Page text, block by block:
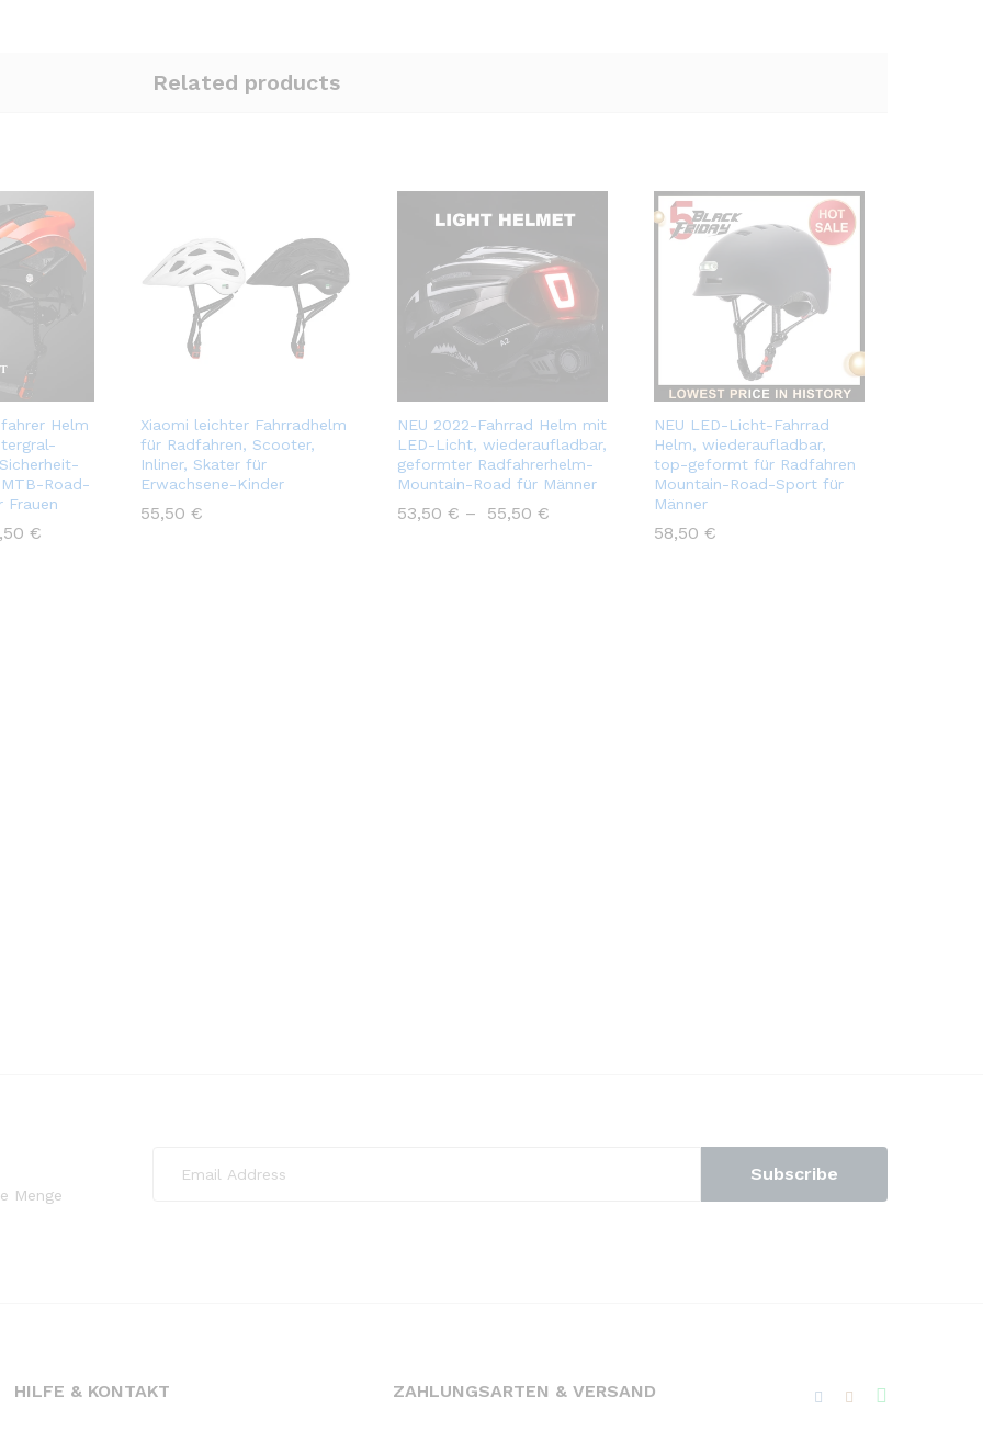
Related products
Helm
Road-
Frauen
€
Xiaomi leichter Fahrradhelm
für Radfahren, Scooter,
Inliner, Skater für
Erwachsene-Kinder
55,50 €
NEU 2022-Fahrrad Helm mit
LED-Licht, wiederaufladbar,
geformter Radfahrerhelm-
Mountain-Road für Männer
53,50 € – 55,50 €
NEU LED-Licht-Fahrrad
Helm, wiederaufladbar,
top-geformt für Radfahren
Mountain-Road-Sport für
Männer
58,50 €
Menge
HILFE & KONTAKT ZAHLUNGSARTEN & VERSAND